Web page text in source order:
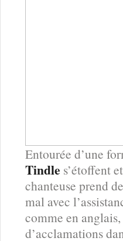
Entourée d’une
Tindle s’étoffent
chanteuse prend
mal avec
comme en
d’acclamations